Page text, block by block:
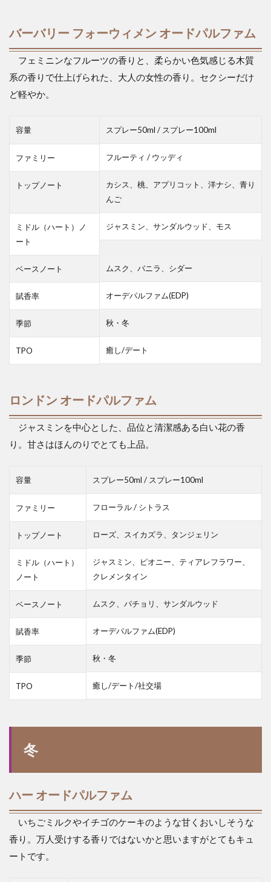
バーバリー フォーウィメン オードパルファム
フェミニンなフルーツの香りと、柔らかい色気感じる木質
系の香りで仕上げられた、大人の女性の香り。セクシーだけ
ど軽やか。
容量 スプレー50ml / スプレー100ml
ファミリー フルーティ / ウッディ
トップノート
カシス、桃、アプリコット、洋ナシ、青り
んご
ミドル（ハート）ノ
ート
ジャスミン、サンダルウッド、モス
ベースノート ムスク、バニラ、シダー
賦香率 オーデパルファム(EDP)
季節 秋・冬
TPO 癒し/デート
ロンドン オードパルファム
ジャスミンを中心とした、品位と清潔感ある白い花の香
り。甘さはほんのりでとても上品。
容量 スプレー50ml / スプレー100ml
ファミリー フローラル / シトラス
トップノート ローズ、スイカズラ、タンジェリン
ミドル（ハート）
ノート
ジャスミン、ピオニー、ティアレフラワー、
クレメンタイン
ベースノート ムスク、パチョリ、サンダルウッド
賦香率 オーデパルファム(EDP)
季節 秋・冬
TPO 癒し/デート/社交場
冬
ハー オードパルファム
いちごミルクやイチゴのケーキのような甘くおいしそうな
香り。万人受けする香りではないかと思いますがとてもキュ
ートです。